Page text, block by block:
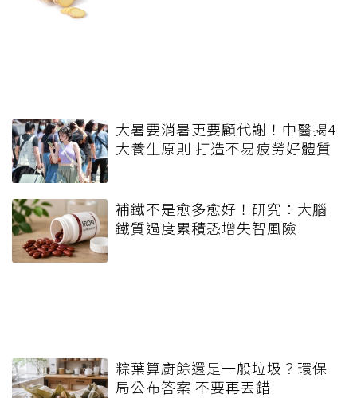
大暑要消暑更要顧代謝！中醫揭4
大養生原則 打造不易疲勞好體質
補鐵不是愈多愈好！研究：大腦
鐵質過度累積恐增失智風險
粽葉算廚餘還是一般垃圾？環保
局公布答案 不要再丟錯